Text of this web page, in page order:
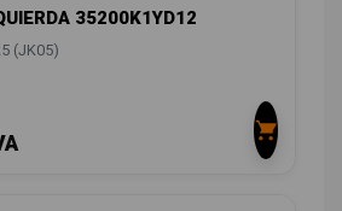
35200K1YD12
(JK05)